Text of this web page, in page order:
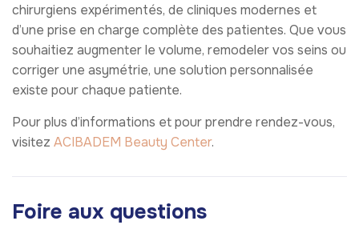
chirurgiens expérimentés, de cliniques modernes et
d’une prise en charge complète des patientes. Que vous
souhaitiez augmenter le volume, remodeler vos seins ou
corriger une asymétrie, une solution personnalisée
existe pour chaque patiente.
Pour plus d’informations et pour prendre rendez-vous,
visitez ACIBADEM Beauty Center.
Foire aux questions